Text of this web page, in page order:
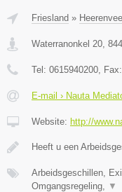
Friesland »
Waterranonkel 20
Tel: 0615940200 , Fax:
E-mail › Nauta
Website: http://
Heeft u een
Arbeidsgeschillen,
Omgangsregeling,
▼